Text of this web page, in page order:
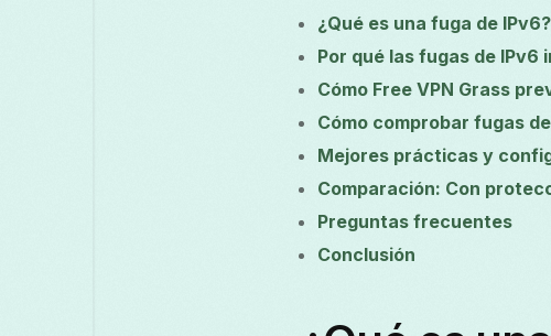
¿Qué es una fuga de IPv6?
Por qué las fugas de IPv6
Cómo Free VPN Grass
Cómo comprobar fugas
Mejores prácticas y
Comparación: Con
Preguntas frecuentes
Conclusión